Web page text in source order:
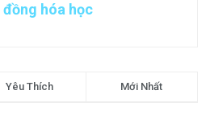
đồng hóa học
Yêu Thích Mới Nhất